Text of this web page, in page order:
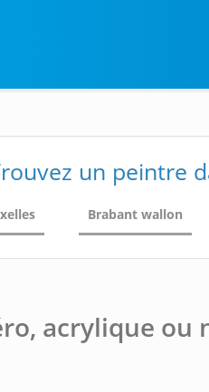
un peintre
Brabant wallon
acrylique